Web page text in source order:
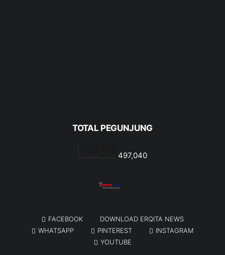
TOTAL PEGUNJUNG
497,040
FACEBOOK
DOWNLOAD ERQITA NEWS
WHATSAPP
PINTEREST
INSTAGRAM
YOUTUBE